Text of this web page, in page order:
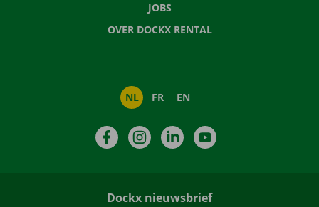
JOBS
OVER DOCKX RENTAL
NL FR EN
FacebookInstagramLinkedIn
Dockx nieuwsbrief